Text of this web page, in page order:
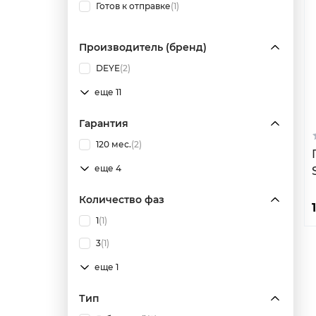
Готов к отправке(1)
Производитель (бренд)
DEYE(2)
еще 11
Гарантия
120 мес.(2)
еще 4
Количество фаз
1(1)
3(1)
еще 1
Тип